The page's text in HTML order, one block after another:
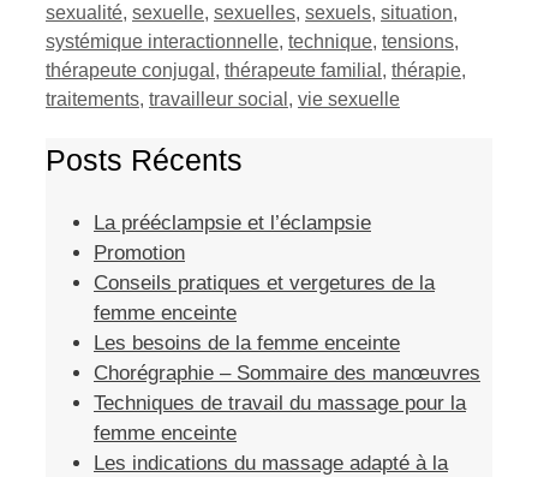
sexualité, sexuelle, sexuelles, sexuels, situation,
systémique interactionnelle, technique, tensions,
thérapeute conjugal , thérapeute familial , thérapie,
traitements, travailleur social , vie sexuelle
Posts Récents
La prééclampsie et l’éclampsie
Promotion
Conseils pratiques et vergetures de la
femme enceinte
Les besoins de la femme enceinte
Chorégraphie – Sommaire des manœuvres
Techniques de travail du massage pour la
femme enceinte
Les indications du massage adapté à la